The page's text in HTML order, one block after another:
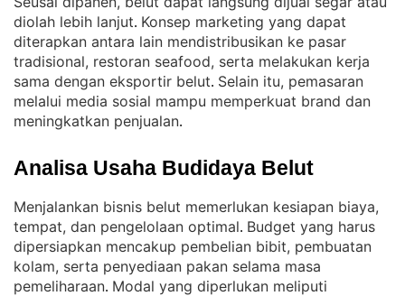
diolah lebih lanjut. Konsep marketing yang dapat
diterapkan antara lain mendistribusikan ke pasar
tradisional, restoran seafood, serta melakukan kerja
sama dengan eksportir belut. Selain itu, pemasaran
melalui media sosial mampu memperkuat brand dan
meningkatkan penjualan.
Analisa Usaha Budidaya Belut
Menjalankan bisnis belut memerlukan kesiapan biaya,
tempat, dan pengelolaan optimal. Budget yang harus
dipersiapkan mencakup pembelian bibit, pembuatan
kolam, serta penyediaan pakan selama masa
pemeliharaan. Modal yang diperlukan meliputi